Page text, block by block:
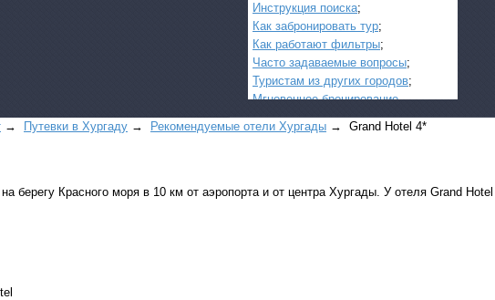
Инструкция поиска;
Как забронировать тур;
Как работают фильтры;
Часто задаваемые вопросы;
Туристам из других городов;
Мгновенное бронирование.
→ Путевки в Xуpгaду → Рекомендуемые отели Хургады → Grand Hotel 4*
берегу Красного моря в 10 км от аэропорта и от центра Хургады. У отеля Grand